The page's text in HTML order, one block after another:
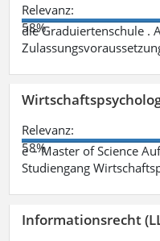
Relevanz:
58%
die Graduiertenschule .
Relevanz:
58%
e – Master of Science
Studiengang
Informationsrecht